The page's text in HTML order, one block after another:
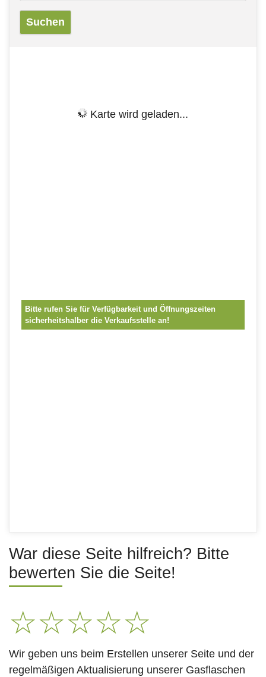
Karte wird geladen...
Bitte rufen Sie für Verfügbarkeit und Öffnungszeiten
sicherheitshalber die Verkaufsstelle an!
War diese Seite hilfreich? Bitte
bewerten Sie die Seite!
☆☆☆☆☆
Wir geben uns beim Erstellen unserer Seite und der
regelmäßigen Aktualisierung unserer Gasflaschen